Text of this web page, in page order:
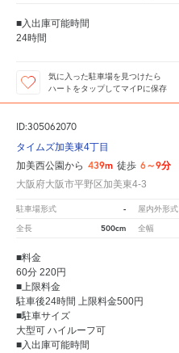
■入出庫可能時間
24時間
気に入った駐車場を見つけたら
ハートをタップしてマイPに保存
ID:305062070
タイムズ加美東4丁目
加美西公園から 439m 徒歩 6～9分
大阪府大阪市平野区加美東4-3
駐車場形式 - 屋内外形式
全長 500cm 全幅
■料金
60分 220円
■上限料金
駐車後24時間 上限料金500円
■駐車サイズ
大型可 ハイルーフ可
■入出庫可能時間